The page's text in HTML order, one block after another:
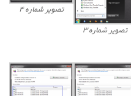
تصویر شماره ۳
تصویر شماره ۴